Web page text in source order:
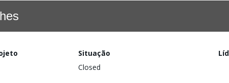
Situação
Closed